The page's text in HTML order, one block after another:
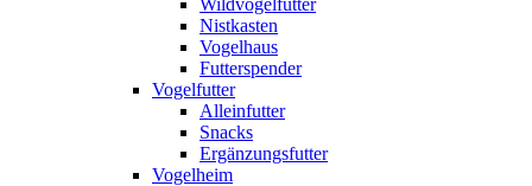
Wildvogelfutter
Nistkasten
Vogelhaus
Futterspender
Vogelfutter
Alleinfutter
Snacks
Ergänzungsfutter
Vogelheim